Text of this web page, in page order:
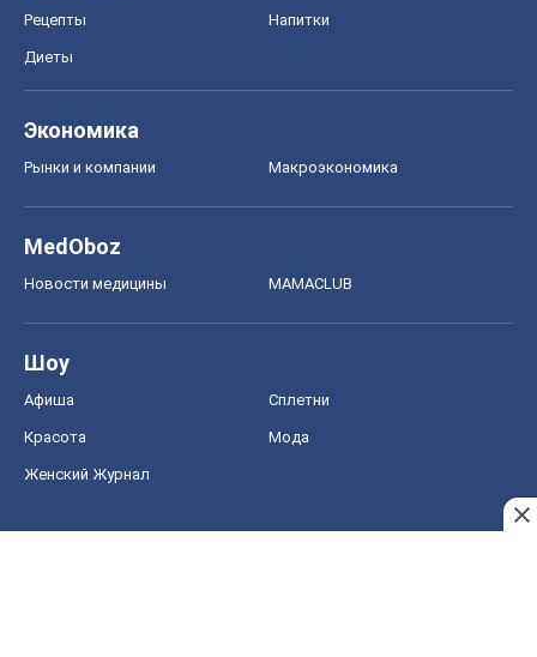
Рецепты Напитки
Диеты
Экономика
Рынки и компании Mакроэкономика
MedOboz
Новости медицины MAMACLUB
Шоу
Афиша Сплетни
Красота Мода
Женский Журнал